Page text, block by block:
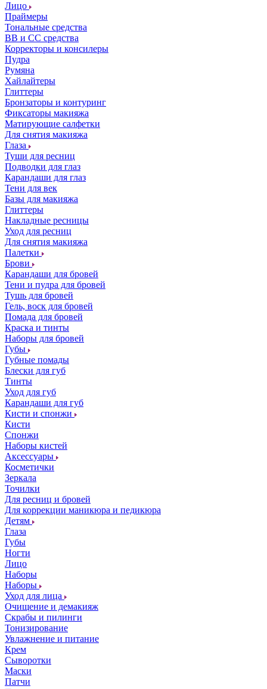
Лицо
Праймеры
Тональные средства
ВВ и СС средства
Корректоры и консилеры
Пудра
Румяна
Хайлайтеры
Глиттеры
Бронзаторы и контуринг
Фиксаторы макияжа
Матирующие салфетки
Для снятия макияжа
Глаза
Туши для ресниц
Подводки для глаз
Карандаши для глаз
Тени для век
Базы для макияжа
Глиттеры
Накладные ресницы
Уход для ресниц
Для снятия макияжа
Палетки
Брови
Карандаши для бровей
Тени и пудра для бровей
Тушь для бровей
Гель, воск для бровей
Помада для бровей
Краска и тинты
Наборы для бровей
Губы
Губные помады
Блески для губ
Тинты
Уход для губ
Карандаши для губ
Кисти и спонжи
Кисти
Спонжи
Наборы кистей
Аксессуары
Косметички
Зеркала
Точилки
Для ресниц и бровей
Для коррекции маникюра и педикюра
Детям
Глаза
Губы
Ногти
Лицо
Наборы
Наборы
Уход для лица
Очищение и демакияж
Скрабы и пилинги
Тонизирование
Увлажнение и питание
Крем
Сыворотки
Маски
Патчи